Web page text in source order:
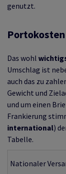
genutzt.
Das wohl
Umschlag ist
auch das zu
Gewicht und
und um einen
Frankierung
international)
Tabelle.
Nationaler